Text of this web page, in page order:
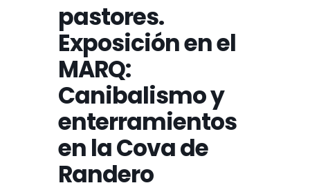
pastores.
Exposición en el
MARQ:
Canibalismo y
enterramientos
en la Cova de
Randero